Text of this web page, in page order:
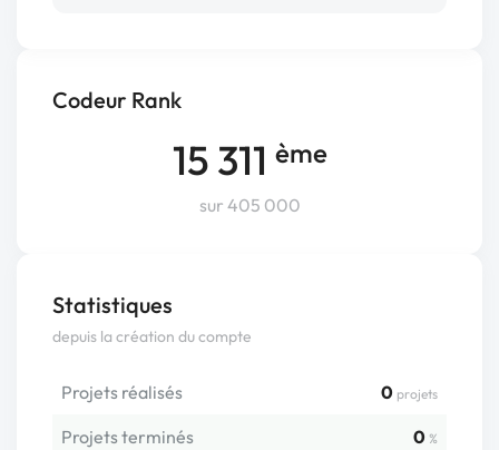
Codeur Rank
15 311 ème
sur 405 000
Statistiques
depuis la création du compte
Projets réalisés 0 projets
Projets terminés 0 %